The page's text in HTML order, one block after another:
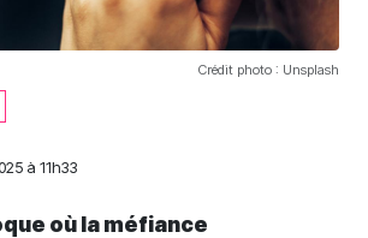
Crédit photo : Unsplash
à 11h33
où la méfiance